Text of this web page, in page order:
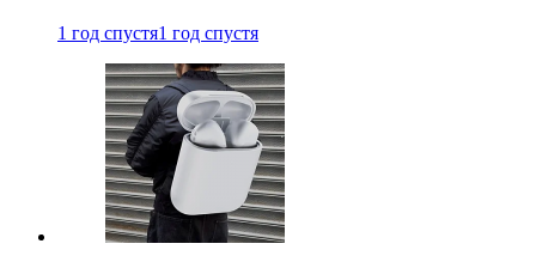
1 год спустя1 год спустя